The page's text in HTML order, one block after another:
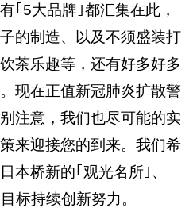
｢5大品牌｣都汇集在此，
的制造、以及不须盛装打
茶乐趣等，还有好多好多
现在正值新冠肺炎扩散警
注意，我们也尽可能的实
来迎接您的到来。我们希
本桥新的｢观光名所｣、
标持续创新努力。